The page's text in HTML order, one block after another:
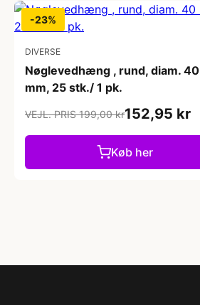
-23%
DIVERSE
Nøglevedhæng , rund, diam. 40
mm, 25 stk./ 1 pk.
VEJL. PRIS 199,00 kr152,95 kr
Køb her